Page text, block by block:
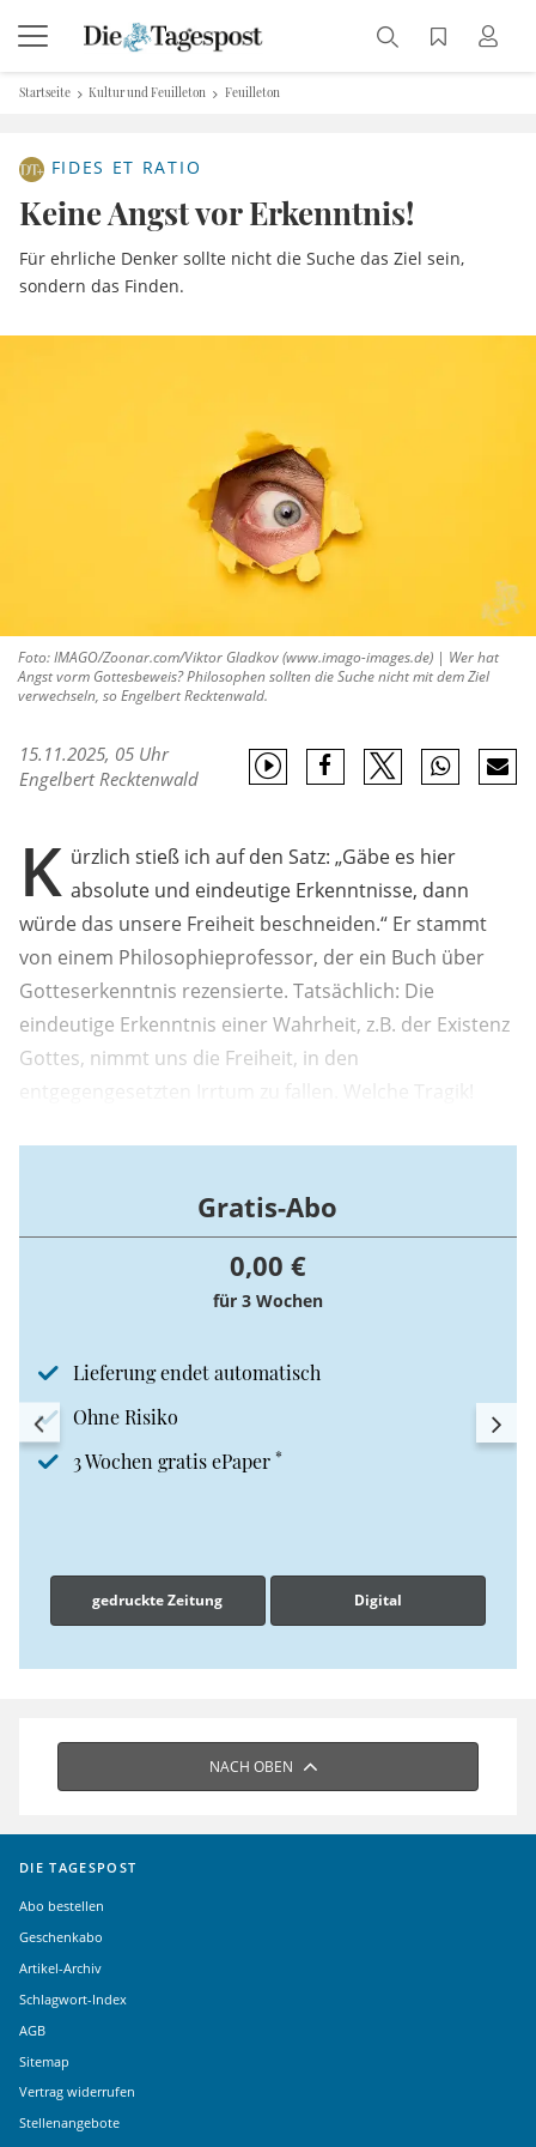
Startseite Kultur und Feuilleton Feuilleton
FIDES ET RATIO
Keine Angst vor Erkenntnis!
Für ehrliche Denker sollte nicht die Suche das Ziel sein,
sondern das Finden.
Foto: IMAGO/Zoonar.com/Viktor Gladkov (www.imago-images.de) | Wer hat
Angst vorm Gottesbeweis? Philosophen sollten die Suche nicht mit dem Ziel
verwechseln, so Engelbert Recktenwald.
15.11.2025, 05 Uhr
Engelbert Recktenwald
K ürzlich stieß ich auf den Satz: „Gäbe es hier
absolute und eindeutige Erkenntnisse, dann
würde das unsere Freiheit beschneiden.“ Er stammt
von einem Philosophieprofessor, der ein Buch über
Gotteserkenntnis rezensierte. Tatsächlich: Die
eindeutige Erkenntnis einer Wahrheit, z.B. der Existenz
Gottes, nimmt uns die Freiheit, in den
entgegengesetzten Irrtum zu fallen. Welche Tragik!
Gratis-Abo
0,00 €
für 3 Wochen
Lieferung endet automatisch
Ohne Risiko
3 Wochen gratis ePaper *
gedruckte Zeitung Digital
NACH OBEN
DIE TAGESPOST
Abo bestellen
Geschenkabo
Artikel-Archiv
Schlagwort-Index
AGB
Sitemap
Vertrag widerrufen
Stellenangebote